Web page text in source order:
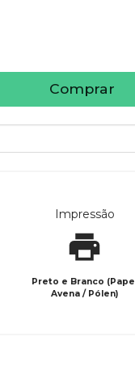
Comprar
Impressão
Preto e Branco (Papel
Avena / Pólen)